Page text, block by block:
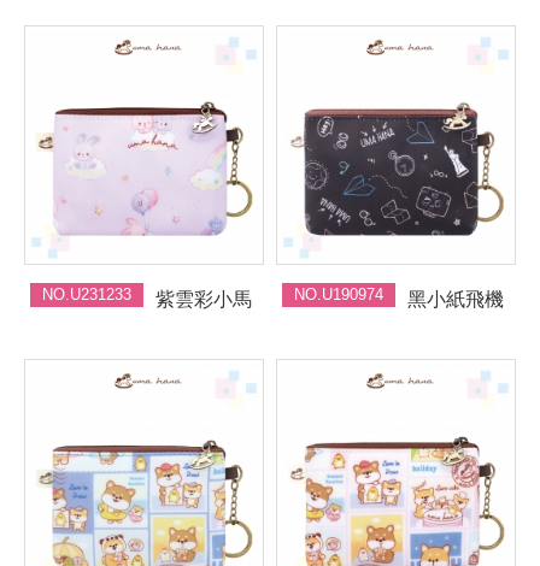
NO.U231233 紫雲彩小馬 NO.U190974 黑小紙飛機